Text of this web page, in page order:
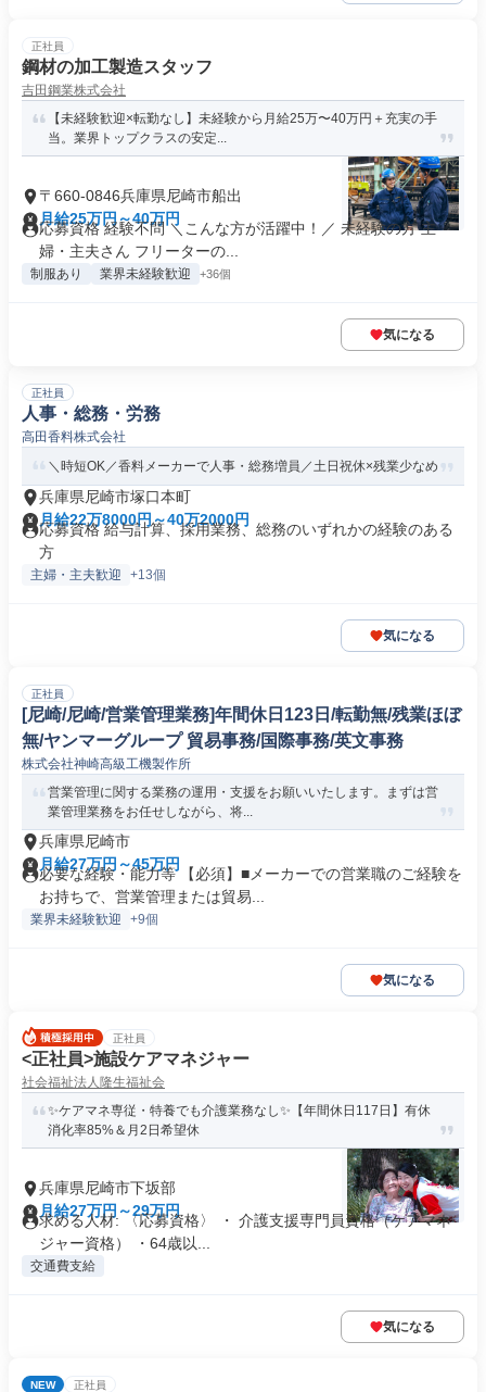
正社員
鋼材の加工製造スタッフ
吉田鋼業株式会社
【未経験歓迎×転勤なし】未経験から月給25万〜40万円＋充実の手
当。業界トップクラスの安定...
〒660-0846兵庫県尼崎市船出
月給25万円～40万円
応募資格 経験不問 ＼こんな方が活躍中！／ 未経験の方 主
婦・主夫さん フリーターの...
制服あり 業界未経験歓迎 +36個
気になる
正社員
人事・総務・労務
高田香料株式会社
＼時短OK／香料メーカーで人事・総務増員／土日祝休×残業少なめ
兵庫県尼崎市塚口本町
月給22万8000円～40万2000円
応募資格 給与計算、採用業務、総務のいずれかの経験のある
方
主婦・主夫歓迎 +13個
気になる
正社員
[尼崎/尼崎/営業管理業務]年間休日123日/転勤無/残業ほぼ
無/ヤンマーグループ 貿易事務/国際事務/英文事務
株式会社神崎高級工機製作所
営業管理に関する業務の運用・支援をお願いいたします。まずは営
業管理業務をお任せしながら、将...
兵庫県尼崎市
月給27万円～45万円
必要な経験・能力等 【必須】■メーカーでの営業職のご経験を
お持ちで、営業管理または貿易...
業界未経験歓迎 +9個
気になる
正社員
<正社員>施設ケアマネジャー
社会福祉法人隆生福祉会
✨ケアマネ専従・特養でも介護業務なし✨【年間休日117日】有休
消化率85%＆月2日希望休
兵庫県尼崎市下坂部
月給27万円～29万円
求める人材: 〈応募資格〉 ・ 介護支援専門員資格（ケアマネ
ジャー資格） ・64歳以...
交通費支給
気になる
NEW 正社員